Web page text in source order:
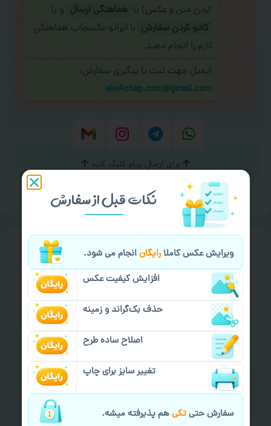
کردن متن و عکس) یا هماهنگی ارسال و یا
کادو کردن سفارش با اپراتو عکسچاپ هماهنگی
لازم را انجام دهید.
ایمیل جهت ثبت یا پیگیری سفارش:
aks4chap.com@gmail.com
برای ارسال پیام کلیک کنید
خیالت راحت ازسفارش گیری
سفارش گیری آنلاین
امکان سفارش از طریق چت و
سایت با پشتیبانی آنلاین
چاپ عمده و فوری
برای درخواست خدمات چاپ
عمده و فوری با ما تماس
بگیرید
تماس با ما)
نکات قبل از سفارش
ویرایش عکس کاملارایگانانجام می شود.
افزایش کیفیت عکس
حذف بک‌گراند و زمینه
اصلاح ساده طرح
تغییر سایز برای چاپ
سفارش حتیتکیهم پذیرفته میشه.